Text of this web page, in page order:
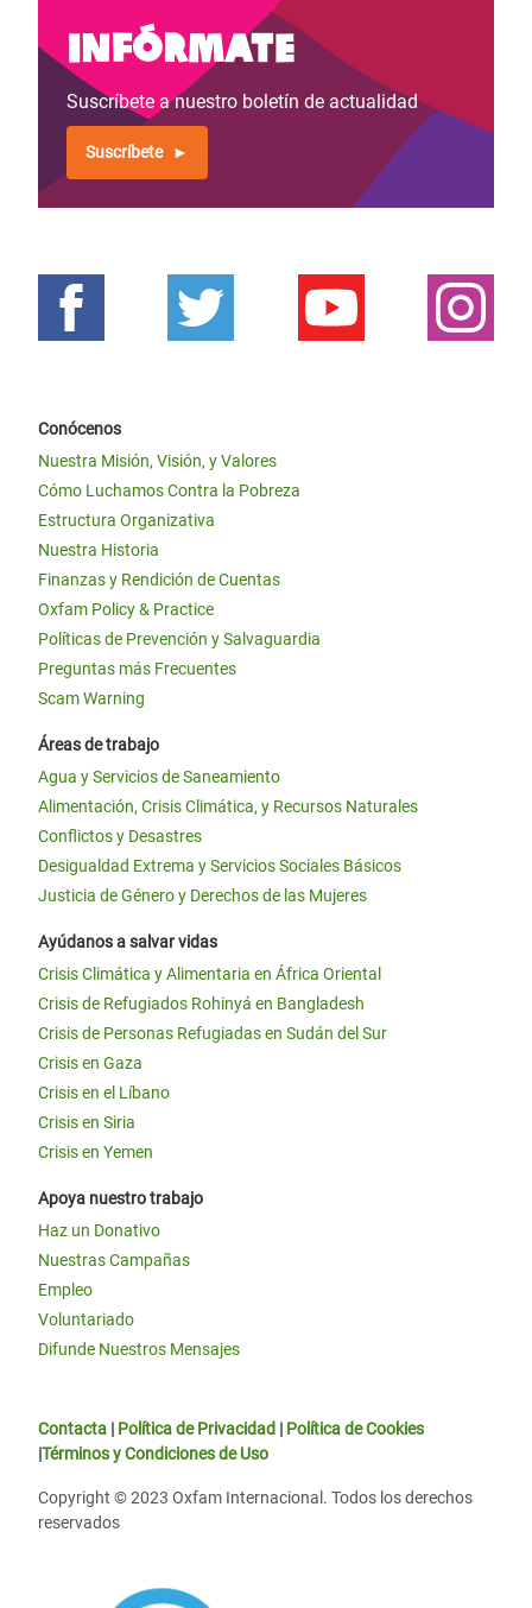
Infórmate
Suscríbete a nuestro boletín de actualidad
Suscríbete
Conócenos
Nuestra Misión, Visión, y Valores
Cómo Luchamos Contra la Pobreza
Estructura Organizativa
Nuestra Historia
Finanzas y Rendición de Cuentas
Oxfam Policy & Practice
Políticas de Prevención y Salvaguardia
Preguntas más Frecuentes
Scam Warning
Áreas de trabajo
Agua y Servicios de Saneamiento
Alimentación, Crisis Climática, y Recursos Naturales
Conflictos y Desastres
Desigualdad Extrema y Servicios Sociales Básicos
Justicia de Género y Derechos de las Mujeres
Ayúdanos a salvar vidas
Crisis Climática y Alimentaria en África Oriental
Crisis de Refugiados Rohinyá en Bangladesh
Crisis de Personas Refugiadas en Sudán del Sur
Crisis en Gaza
Crisis en el Líbano
Crisis en Siria
Crisis en Yemen
Apoya nuestro trabajo
Haz un Donativo
Nuestras Campañas
Empleo
Voluntariado
Difunde Nuestros Mensajes
Contacta | Política de Privacidad | Política de Cookies
|Términos y Condiciones de Uso
Copyright © 2023 Oxfam Internacional. Todos los derechos
reservados